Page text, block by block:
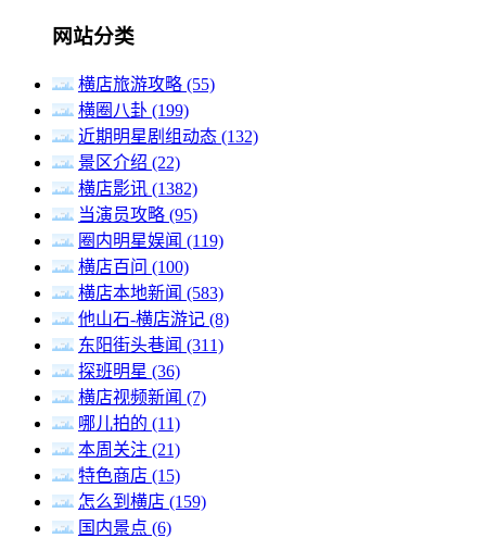
网站分类
横店旅游攻略 (55)
横圈八卦 (199)
近期明星剧组动态 (132)
景区介绍 (22)
横店影讯 (1382)
当演员攻略 (95)
圈内明星娱闻 (119)
横店百问 (100)
横店本地新闻 (583)
他山石-横店游记 (8)
东阳街头巷闻 (311)
探班明星 (36)
横店视频新闻 (7)
哪儿拍的 (11)
本周关注 (21)
特色商店 (15)
怎么到横店 (159)
国内景点 (6)